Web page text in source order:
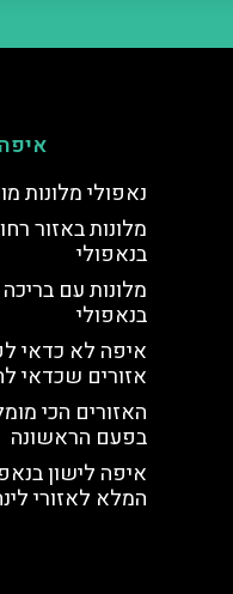
נאפולי מלונות
מלונות באזור
בנאפולי
מלונות עם
בנאפולי
איפה לא כדאי
אזורים שכדאי
האזורים הכי
בפעם הראשונה
איפה לישון
המלא לאזורי